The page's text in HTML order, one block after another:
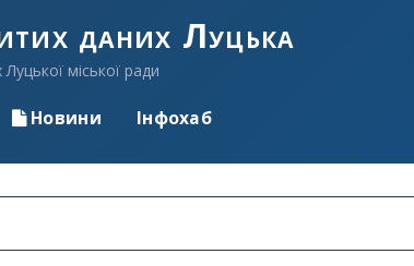
даних Луцька
міської ради
Новини Інфохаб